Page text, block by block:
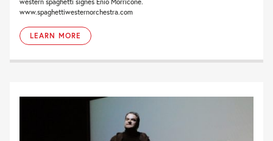
www.spaghettiwesternorchestra.com
LEARN MORE